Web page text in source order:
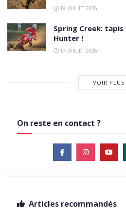
19 JUILLET 2026
Spring Creek:
Hunter !
19 JUILLET 2026
VOIR PLUS
On reste en contact ?
Articles recommandés